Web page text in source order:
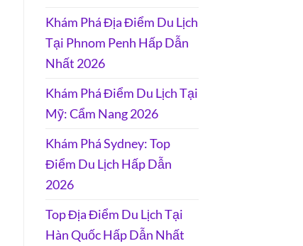
Khám Phá Địa Điểm Du Lịch
Tại Phnom Penh Hấp Dẫn
Nhất 2026
Khám Phá Điểm Du Lịch Tại
Mỹ: Cẩm Nang 2026
Khám Phá Sydney: Top
Điểm Du Lịch Hấp Dẫn
2026
Top Địa Điểm Du Lịch Tại
Hàn Quốc Hấp Dẫn Nhất